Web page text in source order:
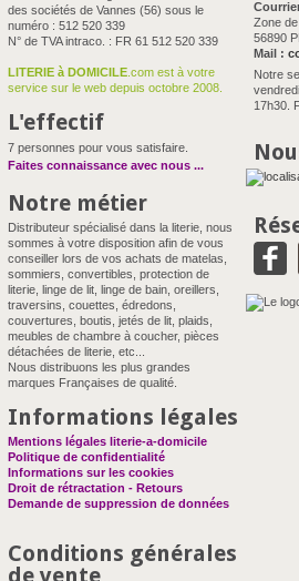
des sociétés de Vannes (56) sous le
numéro : 512 520 339
N° de TVA intraco. : FR 61 512 520 339
LITERIE à DOMICILE .com est à votre
service sur le web depuis octobre 2008.
L'effectif
7 personnes pour vous satisfaire.
Faites connaissance avec nous ...
Notre métier
Distributeur spécialisé dans la literie, nous
sommes à votre disposition afin de vous
conseiller lors de vos achats de matelas,
sommiers, convertibles, protection de
literie, linge de lit, linge de bain, oreillers,
traversins, couettes, édredons,
couvertures, boutis, jetés de lit, plaids,
meubles de chambre à coucher, pièces
détachées de literie, etc...
Nous distribuons les plus grandes
marques Françaises de qualité.
Informations légales
Mentions légales literie-a-domicile
Politique de confidentialité
Informations sur les cookies
Droit de rétractation - Retours
Demande de suppression de données
Conditions générales
de vente
Zone
56890
Mail :
Notre
17h30.